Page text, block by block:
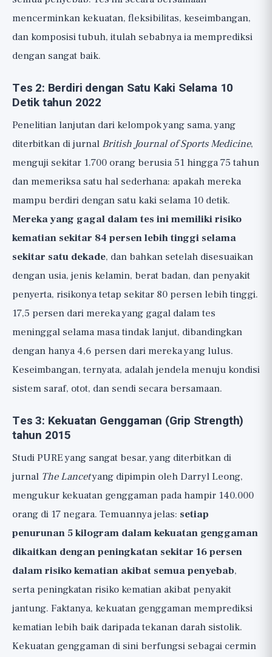
mencerminkan kekuatan, fleksibilitas, keseimbangan,
dan komposisi tubuh, itulah sebabnya ia memprediksi
dengan sangat baik.
Tes 2: Berdiri dengan Satu Kaki Selama 10
Detik tahun 2022
Penelitian lanjutan dari kelompok yang sama, yang
diterbitkan di jurnal British Journal of Sports Medicine,
menguji sekitar 1.700 orang berusia 51 hingga 75 tahun
dan memeriksa satu hal sederhana: apakah mereka
mampu berdiri dengan satu kaki selama 10 detik.
Mereka yang gagal dalam tes ini memiliki risiko
kematian sekitar 84 persen lebih tinggi selama
sekitar satu dekade, dan bahkan setelah disesuaikan
dengan usia, jenis kelamin, berat badan, dan penyakit
penyerta, risikonya tetap sekitar 80 persen lebih tinggi.
17,5 persen dari mereka yang gagal dalam tes
meninggal selama masa tindak lanjut, dibandingkan
dengan hanya 4,6 persen dari mereka yang lulus.
Keseimbangan, ternyata, adalah jendela menuju kondisi
sistem saraf, otot, dan sendi secara bersamaan.
Tes 3: Kekuatan Genggaman (Grip Strength)
tahun 2015
Studi PURE yang sangat besar, yang diterbitkan di
jurnal The Lancetyang dipimpin oleh Darryl Leong,
mengukur kekuatan genggaman pada hampir 140.000
orang di 17 negara. Temuannya jelas: setiap
penurunan 5 kilogram dalam kekuatan genggaman
dikaitkan dengan peningkatan sekitar 16 persen
dalam risiko kematian akibat semua penyebab,
serta peningkatan risiko kematian akibat penyakit
jantung. Faktanya, kekuatan genggaman memprediksi
kematian lebih baik daripada tekanan darah sistolik.
Kekuatan genggaman di sini berfungsi sebagai cermin